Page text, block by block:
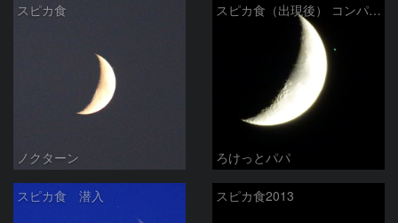
スピカ食
ノクターン
スピカ食（出現後） コンパクトデジカメで
ろけっとパパ
スピカ食 潜入 スピカ食2013